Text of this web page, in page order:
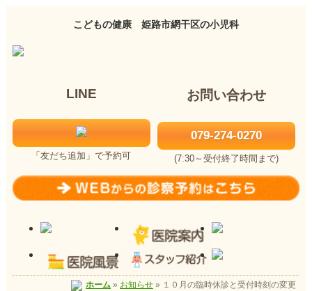
こどもの健康 姫路市網干区の小児科
LINE
「友だち追加」で予約可
お問い合わせ
079-274-0270
(7:30～受付終了時間まで)
ホーム » お知らせ » １０月の臨時休診と受付時刻の変更